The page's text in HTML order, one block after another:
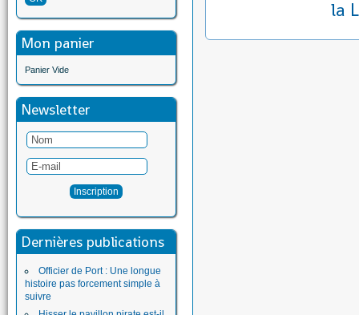
Mon panier
Panier Vide
Newsletter
Dernières publications
Officier de Port : Une longue
histoire pas forcement simple à
suivre
la